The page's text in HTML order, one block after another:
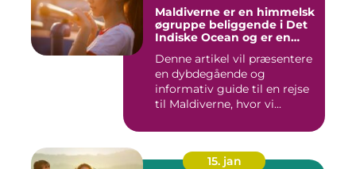
Maldiverne er en himmelsk
øgruppe beliggende i Det
Indiske Ocean og er en
rejsende og eventyrlystne
Denne artikel vil præsentere
en dybdegående og
informativ guide til en rejse
til Maldiverne, hvor vi...
15. jan